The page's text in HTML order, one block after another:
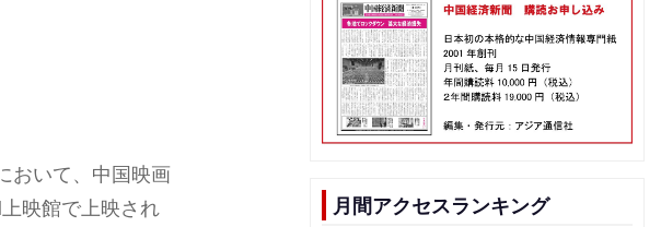
おいて、中国映画
映館で上映され
月間アクセスランキング